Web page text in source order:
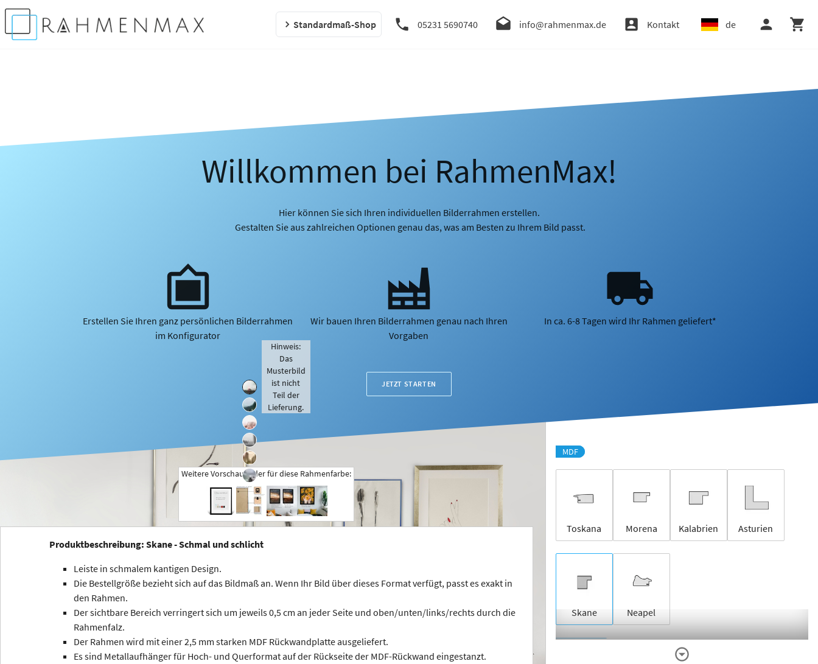
Standardmaß-Shop 05231 5690740 info@rahmenmax.de Kontakt de
Willkommen bei RahmenMax!
Hier können Sie sich Ihren individuellen Bilderrahmen erstellen.
Gestalten Sie aus zahlreichen Optionen genau das, was am Besten zu Ihrem Bild passt.
Erstellen Sie Ihren ganz persönlichen Bilderrahmen
im Konfigurator
Wir bauen Ihren Bilderrahmen genau nach Ihren
Vorgaben
In ca. 6-8 Tagen wird Ihr Rahmen geliefert*
JETZT STARTEN
+
Hinweis:
Das
Musterbild
ist nicht
Teil der
Lieferung.
Weitere Vorschaubilder für diese Rahmenfarbe:
Produktbeschreibung: Skane - Schmal und schlicht
Leiste in schmalem kantigen Design.
Die Bestellgröße bezieht sich auf das Bildmaß an. Wenn Ihr Bild über dieses Format verfügt, passt es exakt in
den Rahmen.
Der sichtbare Bereich verringert sich um jeweils 0,5 cm an jeder Seite und oben/unten/links/rechts durch die
Rahmenfalz.
Der Rahmen wird mit einer 2,5 mm starken MDF Rückwandplatte ausgeliefert.
Es sind Metallaufhänger für Hoch- und Querformat auf der Rückseite der MDF-Rückwand eingestanzt.
MDF
Toskana Morena Kalabrien Asturien
Skane Neapel